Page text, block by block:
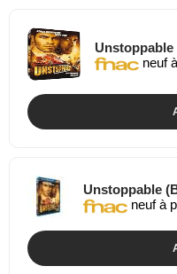
Unstoppable
neuf
Unstoppable
neuf à